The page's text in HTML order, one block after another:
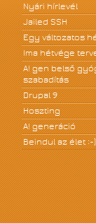
Nyári hírlevél
Jailed SSH
Egy változatos
Ima hétvége
A! gen belső
szabadítás
Drupal 9
Hoszting
A! generáció
Beindul az élet :-)